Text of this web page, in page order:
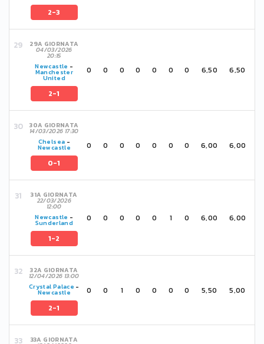
2-3
29A GIORNATA
04/03/2026
20:15
Newcastle -
Manchester
United
2-1
0 0 0 0 0 0 0 6,50 6,50
30A GIORNATA
14/03/2026 17:30
Chelsea -
Newcastle
0-1
0 0 0 0 0 0 0 6,00 6,00
31A GIORNATA
22/03/2026
12:00
Newcastle -
Sunderland
1-2
0 0 0 0 0 1 0 6,00 6,00
32A GIORNATA
12/04/2026 13:00
Crystal Palace -
Newcastle
2-1
0 0 1 0 0 0 0 5,50 5,00
33A GIORNATA